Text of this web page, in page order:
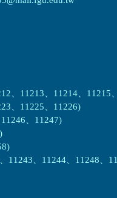
、11213、11214、11215
、11225、11226)
、11247)
11243、11244、11248、